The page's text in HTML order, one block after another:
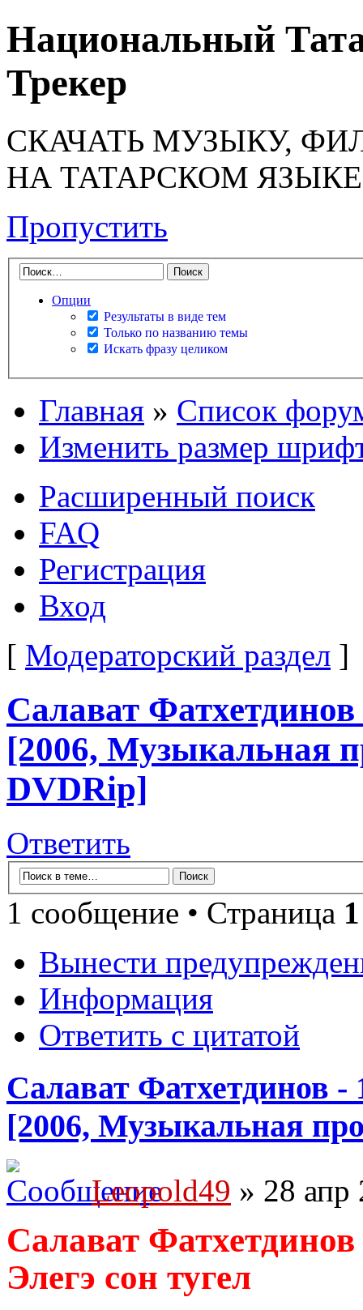
Национальный
Трекер
СКАЧАТЬ МУЗЫКУ,
НА ТАТАРСКОМ ЯЗЫКЕ
Пропустить
Опции
Результаты в виде тем
Только по названию темы
Искать фразу целиком
Главная » Список
Изменить размер
Расширенный поиск
FAQ
Регистрация
Вход
[ Модераторский раздел ]
Салават Фатхетдинов
[2006, Музыкальная
DVDRip]
Ответить
1 сообщение • Страница 1
Вынести
Информация
Ответить с цитатой
Салават Фатхетдинов -
[2006, Музыкальная
Leopold49 » 28 апр
Салават Фатхетдинов
Элегэ сон тугел